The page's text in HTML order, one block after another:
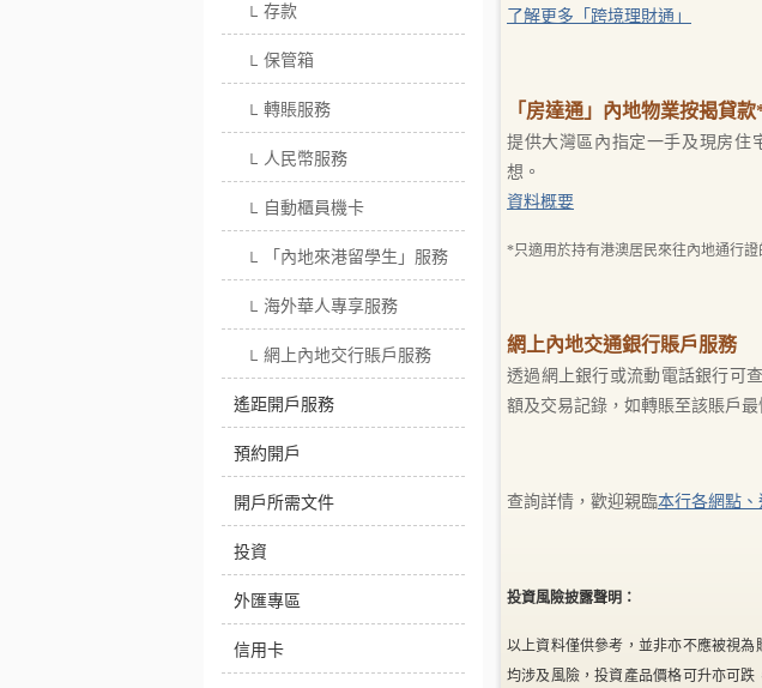
└ 存款
└ 保管箱
└ 轉賬服務
└ 人民幣服務
└ 自動櫃員機卡
└ 「內地來港留學生」服務
└ 海外華人專享服務
└ 網上內地交行賬戶服務
遙距開戶服務
預約開戶
開戶所需文件
投資
外匯專區
信用卡
了解更多「跨境理財通」
「房達通」內地物業按揭貸款
提供大灣區內指定一手及現房住
想。
資料概要
*只適用於持有港澳居民來往內地通行證
網上內地交通銀行賬戶服務
透過網上銀行或流動電話銀行可
額及交易記錄，如轉賬至該賬戶
查詢詳情，歡迎親臨本行各網點
投資風險披露聲明：
以上資料僅供參考，並非亦不應被視
均涉及風險，投資產品價格可升亦可